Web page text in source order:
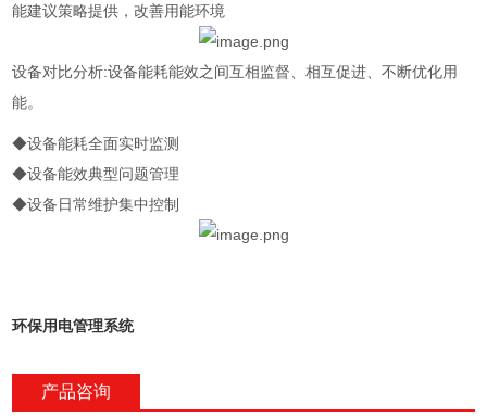
能建议策略提供，改善用能环境
设备对比分析:设备能耗能效之间互相监督、相互促进、不断优化用
能。
◆设备能耗全面实时监测
◆设备能效典型问题管理
◆设备日常维护集中控制
环保用电管理系统
产品咨询